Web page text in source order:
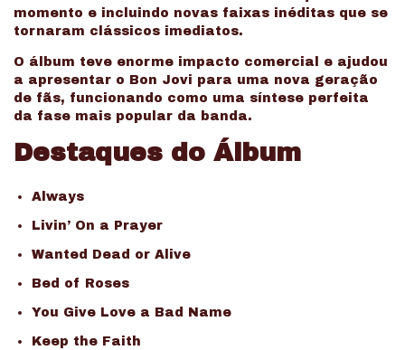
momento e incluindo novas faixas inéditas que se
tornaram clássicos imediatos.
O álbum teve enorme impacto comercial e ajudou
a apresentar o Bon Jovi para uma nova geração
de fãs, funcionando como uma síntese perfeita
da fase mais popular da banda.
Destaques do Álbum
Always
Livin’ On a Prayer
Wanted Dead or Alive
Bed of Roses
You Give Love a Bad Name
Keep the Faith